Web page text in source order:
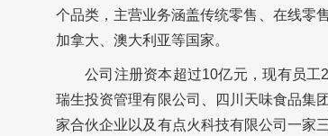
个品类，主营业务涵盖传统零售、在线零
加拿大、澳大利亚等国家。
公司注册资本超过10亿元，现有员
瑞生投资管理有限公司、四川天味食品集
家合伙企业以及有点火科技有限公司一家